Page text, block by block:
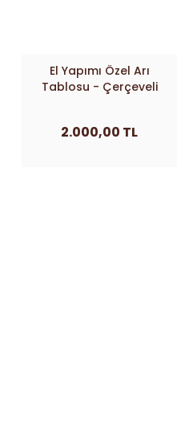
El Yapımı Özel Arı
Tablosu - Çerçeveli
2.000,00 TL